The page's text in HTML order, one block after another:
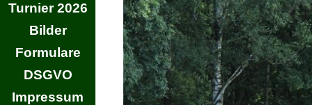
Turnier 2026
Bilder
Formulare
DSGVO
Impressum